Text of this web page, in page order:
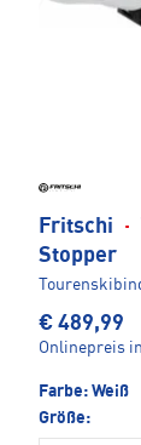
Fritschi ·
Stopper
€ 489,99
Onlinepreis
Farbe: Weiß
Größe: